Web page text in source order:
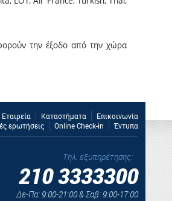
την έξοδο από την χώρα
Εταιρεία Καταστήματα
Επικοινωνία
ερωτήσεις
Online Check-in Έντυπα
Τηλ. εξυπηρέτησης:
210 3333300
Δε-Πα: 9:00-21:00 & Σαβ: 9:00-17:00